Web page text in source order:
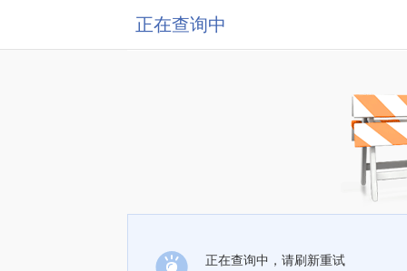
正在查询中
正在查询中，请刷新重试